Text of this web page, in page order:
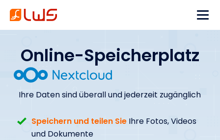
Online-Speicherplatz
Ihre Daten sind überall und jederzeit zugänglich
Speichern und teilen SieIhre Fotos, Videos
und Dokumente